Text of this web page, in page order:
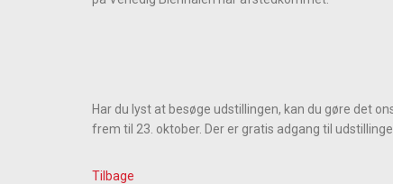
Har du lyst at besøge udstillingen, kan du gøre det
frem til 23. oktober. Der er gratis adgang til
Tilbage